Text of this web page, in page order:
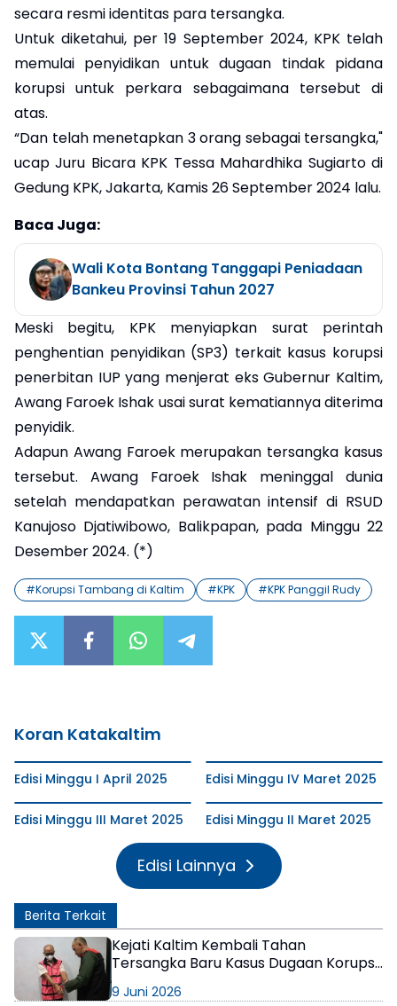
secara resmi identitas para tersangka.
Untuk diketahui, per 19 September 2024, KPK telah
memulai penyidikan untuk dugaan tindak pidana
korupsi untuk perkara sebagaimana tersebut di
atas.
“Dan telah menetapkan 3 orang sebagai tersangka,"
ucap Juru Bicara KPK Tessa Mahardhika Sugiarto di
Gedung KPK, Jakarta, Kamis 26 September 2024 lalu.
Baca Juga:
Wali Kota Bontang Tanggapi Peniadaan
Bankeu Provinsi Tahun 2027
Meski begitu, KPK menyiapkan surat perintah
penghentian penyidikan (SP3) terkait kasus korupsi
penerbitan IUP yang menjerat eks Gubernur Kaltim,
Awang Faroek Ishak usai surat kematiannya diterima
penyidik.
Adapun Awang Faroek merupakan tersangka kasus
tersebut. Awang Faroek Ishak meninggal dunia
setelah mendapatkan perawatan intensif di RSUD
Kanujoso Djatiwibowo, Balikpapan, pada Minggu 22
Desember 2024. (*)
#Korupsi Tambang di Kaltim #KPK #KPK Panggil Rudy
Koran Katakaltim
Edisi Minggu I April 2025 Edisi Minggu IV Maret 2025
Edisi Minggu III Maret 2025 Edisi Minggu II Maret 2025
Edisi Lainnya
Berita Terkait
Kejati Kaltim Kembali Tahan
Tersangka Baru Kasus Dugaan Korupsi
9 Juni 2026